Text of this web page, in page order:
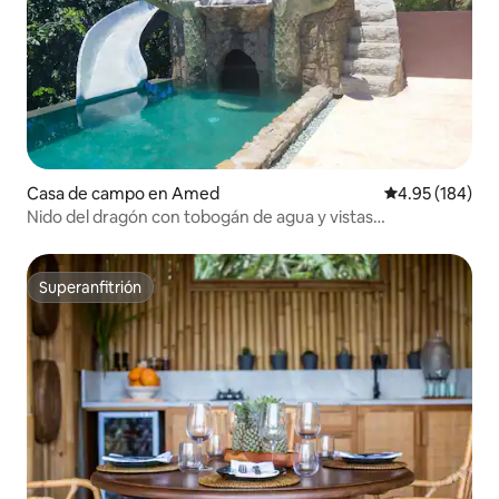
Casa de campo en Amed Calificación
4.95 (184)
Nido del dragón con tobogán de agua y vistas
Superanfitrión
Superanfitrión